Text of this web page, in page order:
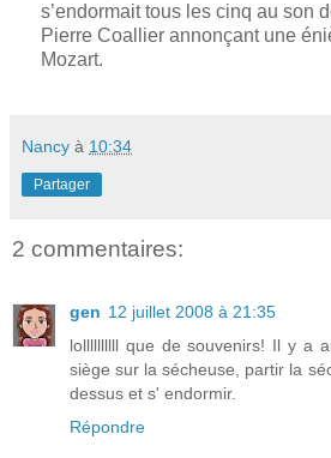
s’endormait tous les cinq au son
Pierre Coallier annonçant une
Mozart.
Nancy à 10:34
Partager
2 commentaires:
gen 12 juillet 2008 à 21:35
lollllllllll que de souvenirs! Il y a
siège sur la sécheuse, partir la
dessus et s' endormir.
Répondre